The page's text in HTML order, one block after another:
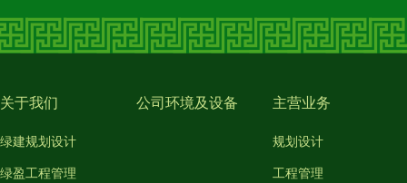
关于我们
绿建规划设计
绿盈工程管理
公司环境及设备 主营业务
规划设计
工程管理